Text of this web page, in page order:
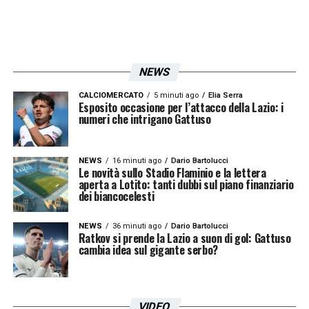
NEWS
CALCIOMERCATO 5 minuti ago Elia Serra
Esposito occasione per l’attacco della Lazio: i
numeri che intrigano Gattuso
NEWS 16 minuti ago Dario Bartolucci
Le novità sullo Stadio Flaminio e la lettera
aperta a Lotito: tanti dubbi sul piano finanziario
dei biancocelesti
NEWS 36 minuti ago Dario Bartolucci
Ratkov si prende la Lazio a suon di gol: Gattuso
cambia idea sul gigante serbo?